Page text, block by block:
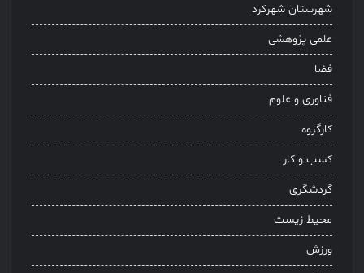
شهرستان شهرکرد
علمی پژوهشی
فضا
فناوری و علوم
کارگروه
کسب و کار
گردشگری
محیط زیست
ورزش